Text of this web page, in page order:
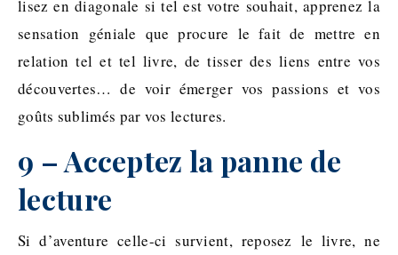
lisez en diagonale si tel est votre souhait, apprenez la
sensation géniale que procure le fait de mettre en
relation tel et tel livre, de tisser des liens entre vos
découvertes… de voir émerger vos passions et vos
goûts sublimés par vos lectures.
9 – Acceptez la panne de
lecture
Si d’aventure celle-ci survient, reposez le livre, ne